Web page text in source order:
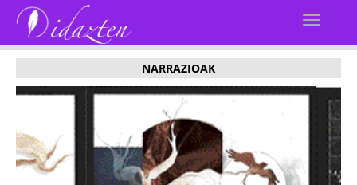
NARRAZIOAK